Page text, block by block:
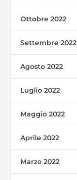
Ottobre 2022
Settembre 2022
Agosto 2022
Luglio 2022
Maggio 2022
Aprile 2022
Marzo 2022